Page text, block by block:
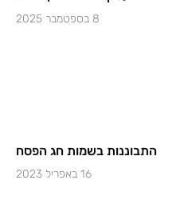
8 בספטמבר 2025
התבוננות בשמות חג הפסח
16 באפריל 2023